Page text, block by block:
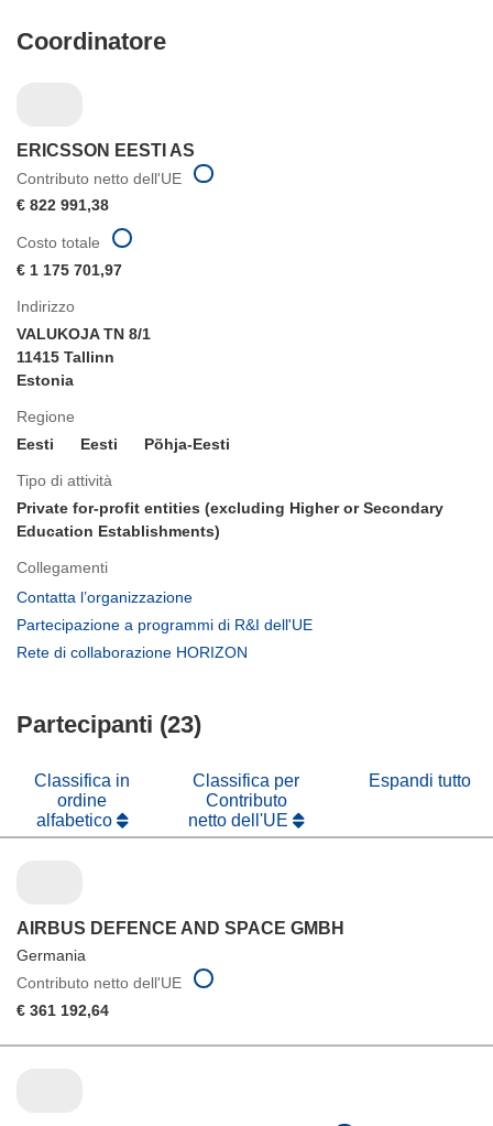
Coordinatore
ERICSSON EESTI AS
Contributo netto dell'UE
€ 822 991,38
Indirizzo
VALUKOJA TN 8/1
11415 Tallinn
Estonia
Regione
Eesti
Eesti Põhja-Eesti
Tipo di attività
Private for-profit entities (excluding Higher or Secondary
Education Establishments)
Collegamenti
Contatta l’organizzazione
apre
finestra)
Partecipazione a programmi di R&I dell'UE
Rete di collaborazione HORIZON
Costo totale
€ 1 175 701,97
Partecipanti (23)
Classifica in
ordine
alfabetico
Classifica per
Contributo
netto dell'UE
Espandi tutto
AIRBUS DEFENCE AND SPACE GMBH
Germania
Contributo netto dell'UE
€ 361 192,64